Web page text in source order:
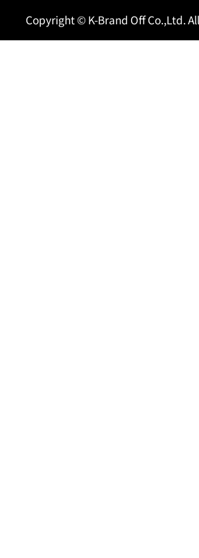
Copyright © K-Brand Off Co.,Ltd.